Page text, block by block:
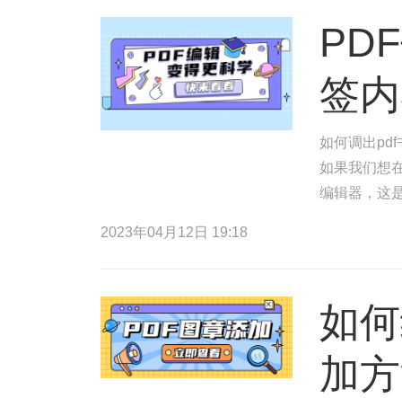
签
如何调出pdf
如果我们想
编辑器，这
2023年04月12日 19:18
如
加